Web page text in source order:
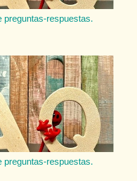
respuestas.
respuestas.